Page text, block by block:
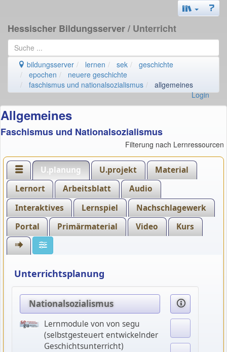
Hessischer Bildungsserver/ Unterricht
bildungsserver lernen sek
geschichte
epochen
neuere geschichte
faschismus und nationalsozialismus
allgemeines
Login
Allgemeines
Faschismus und Nationalsozialismus
Filterung nach Lernressourcen
U.planung U.projekt
Material
Lernort
Arbeitsblatt
Audio
Interaktives
Lernspiel
Nachschlagewerk
Portal
Primärmaterial Video Kurs
Unterrichtsplanung
Nationalsozialismus
Lernmodule von von segu
(selbstgesteuert entwickelnder
Geschichtsunterricht)